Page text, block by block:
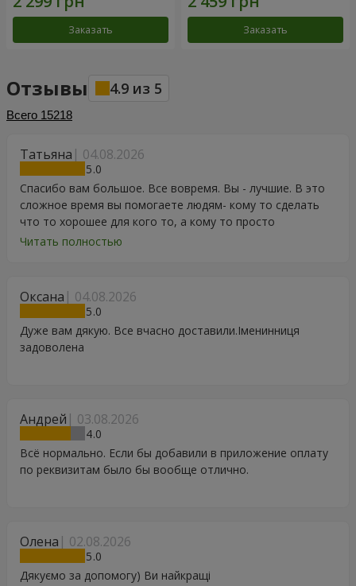
Заказать Заказать
Отзывы 4.9 из 5
Всего 15218
Татьяна 04.08.2026
5
Спасибо вам большое. Все вовремя. Вы - лучшие. В это
сложное время вы помогаете людям- кому то сделать
что то хорошее для кого то, а кому то просто
порадоваться цветам, подарку, тортику, поздравлению.
Читать полностью
Оксана 04.08.2026
5
Дуже вам дякую. Все вчасно доставили.Іменинниця
задоволена
Андрей 03.08.2026
4
Всё нормально. Если бы добавили в приложение оплату
по реквизитам было бы вообще отлично.
Олена 02.08.2026
5
Дякуємо за допомогу) Ви найкращі